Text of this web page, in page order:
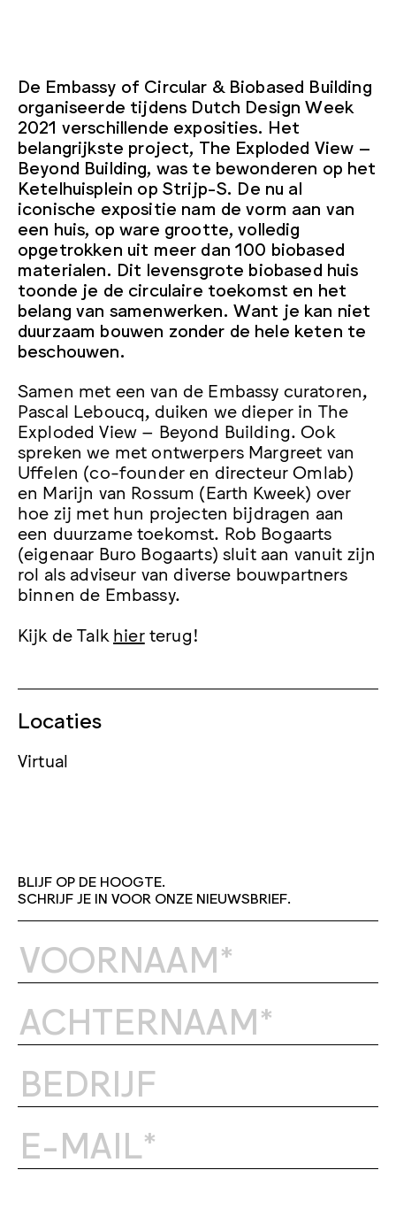
De Embassy of Circular & Biobased Building
organiseerde tijdens Dutch Design Week
2021 verschillende exposities. Het
belangrijkste project, The Exploded View –
Beyond Building, was te bewonderen op het
Ketelhuisplein op Strijp-S. De nu al
iconische expositie nam de vorm aan van
een huis, op ware grootte, volledig
opgetrokken uit meer dan 100 biobased
materialen. Dit levensgrote biobased huis
toonde je de circulaire toekomst en het
belang van samenwerken. Want je kan niet
duurzaam bouwen zonder de hele keten te
beschouwen.
Samen met een van de Embassy curatoren,
Pascal Leboucq, duiken we dieper in The
Exploded View – Beyond Building. Ook
spreken we met ontwerpers Margreet van
Uffelen (co-founder en directeur Omlab)
en Marijn van Rossum (Earth Kweek) over
hoe zij met hun projecten bijdragen aan
een duurzame toekomst. Rob Bogaarts
(eigenaar Buro Bogaarts) sluit aan vanuit zijn
rol als adviseur van diverse bouwpartners
binnen de Embassy.
Kijk de Talk hierterug!
Locaties
Virtual
BLIJF OP DE HOOGTE.
SCHRIJF JE IN VOOR ONZE NIEUWSBRIEF.